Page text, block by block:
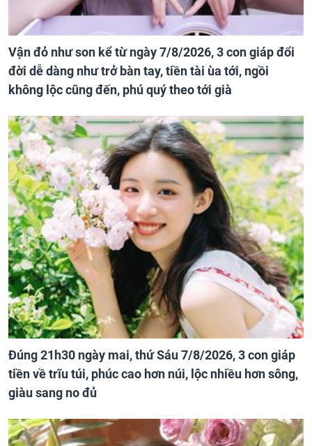
Vận đỏ như son kể từ ngày 7/8/2026, 3 con giáp đổi
đời dễ dàng như trở bàn tay, tiền tài ùa tới, ngồi
không lộc cũng đến, phú quý theo tới già
Đúng 21h30 ngày mai, thứ Sáu 7/8/2026, 3 con giáp
tiền về trĩu túi, phúc cao hơn núi, lộc nhiều hơn sông,
giàu sang no đủ